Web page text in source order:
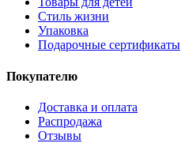
Стиль жизни
Упаковка
Подарочные сертификаты
Покупателю
Доставка и оплата
Распродажа
Отзывы